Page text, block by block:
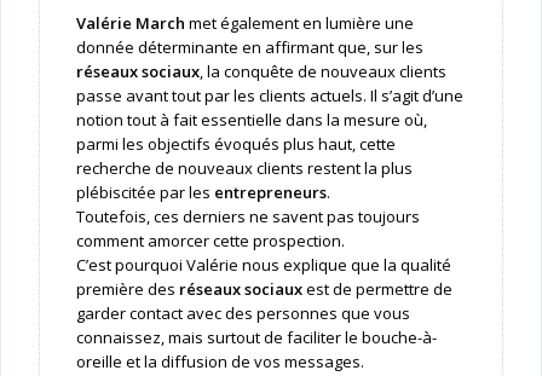
Valérie March met également en lumière une
donnée déterminante en affirmant que, sur les
réseaux sociaux, la conquête de nouveaux clients
passe avant tout par les clients actuels. Il s’agit d’une
notion tout à fait essentielle dans la mesure où,
parmi les objectifs évoqués plus haut, cette
recherche de nouveaux clients restent la plus
plébiscitée par les entrepreneurs.
Toutefois, ces derniers ne savent pas toujours
comment amorcer cette prospection.
C’est pourquoi Valérie nous explique que la qualité
première des réseaux sociauxest de permettre de
garder contact avec des personnes que vous
connaissez, mais surtout de faciliter le bouche-à-
oreille et la diffusion de vos messages.